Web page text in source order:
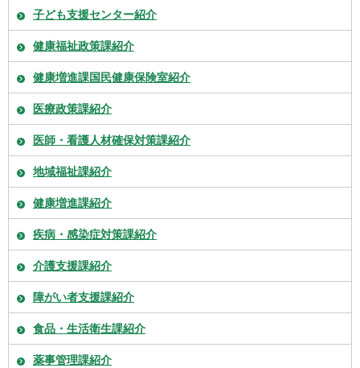
子ども支援センター紹介
健康福祉政策課紹介
健康増進課国民健康保険室紹介
医療政策課紹介
医師・看護人材確保対策課紹介
地域福祉課紹介
健康増進課紹介
疾病・感染症対策課紹介
介護支援課紹介
障がい者支援課紹介
食品・生活衛生課紹介
薬事管理課紹介